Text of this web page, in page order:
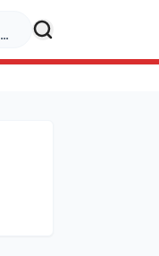
Netflix'te 2026 Yılının Erotik ve Tutku Dolu Yapımları